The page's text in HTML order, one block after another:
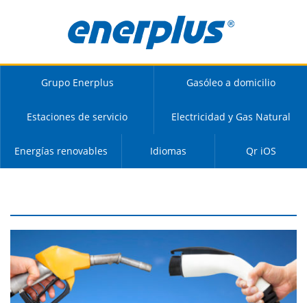
Grupo Enerplus Gasóleo a domicilio
Estaciones de servicio Electricidad y Gas Natural
Energías renovables Idiomas Qr iOS